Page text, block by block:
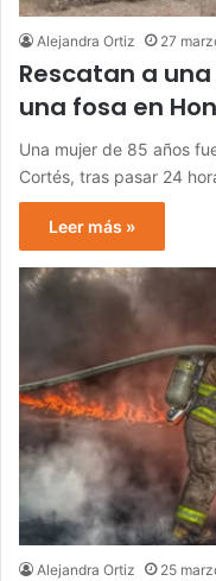
Alejandra Ortiz 27
Rescatan a
una fosa en
Una mujer de 85 años
Cortés, tras pasar 24
Leer más »
Alejandra Ortiz 25